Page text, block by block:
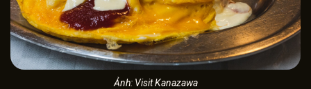
Ảnh: Visit Kanazawa